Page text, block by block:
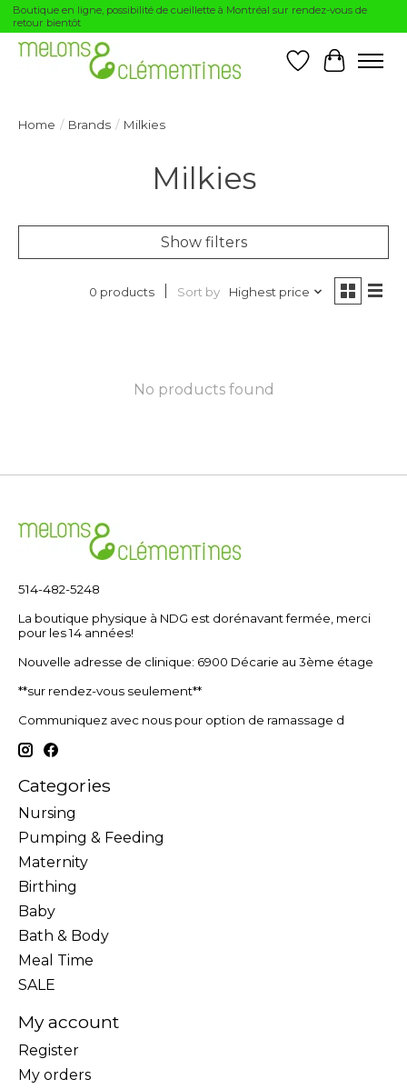
Boutique en ligne, possibilité de cueillette à Montréal sur rendez-vous de
retour bientôt
WishlistCart
Home / Brands / Milkies
Milkies
Show filters
0 products Sort by Highest price
No products found
514-482-5248
La boutique physique à NDG est dorénavant fermée, merci
pour les 14 années!
Nouvelle adresse de clinique: 6900 Décarie au 3ème étage
**sur rendez-vous seulement**
Communiquez avec nous pour option de ramassage d
Categories
Nursing
Pumping & Feeding
Maternity
Birthing
Baby
Bath & Body
Meal Time
SALE
My account
Register
My orders